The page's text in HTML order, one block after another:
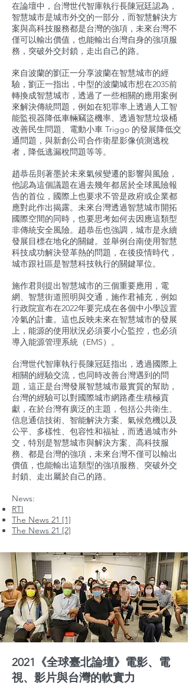
在論壇中，台灣世代智庫執行長陳冠廷認為，
智慧城市是城市外交的一部分，而智慧解決方
案與高科技服務都是台灣的強項，未來台灣不
僅可以輸出價值，也能輸出台灣自身的強項服
務，突破外交封鎖，走出自己的路。
來自波蘭的劉正一分享波蘭在智慧城市的經
驗，劉正一指出，中型的波蘭城市想在2035前
轉換成智慧城市，透過了一些相關的應用案例
來解決傳統問題，例如在犯罪率上透過人工智
能監視器降低車輛竊盜機率、透過智慧垃圾桶
改善民生問題、電動小車 Triggo 的發展降低交
通問題，與新創公司合作衛星影像偵測逃稅
者，降低逃漏稅問題等等。
趙恭岳則著墨於未來氣候變遷的影響與風險，
他認為這個議題在過去幾年都居於全球風險報
告的首位，國際上也要求不管是政府或企業都
應對此作出揭露。未來台灣透過智慧城市開拓
國際空間的同時，也要思考如何去因應這類型
非傳統安全風險。趙恭岳也強調，城市是永續
發展目標在地化的關鍵。並舉例台南使用智慧
科技成功解決登革熱的問題，在後疫情時代，
城市跟社區是智慧科技執行的關鍵單位。
施作君則提出智慧城市的三個重要應用，電
網、智慧街道照明與交通，施作君補充，例如
行政院宣布在2022年要完成在各個中小學設置
冷氣的計畫。這也反映未來在智慧城市的發展
上，能源的使用狀況必須要小心監控，也必須
導入能源管理系統（EMS）。
台灣世代智庫執行長陳冠廷指出，透過國際上
相關的經驗交流，也同時改善台灣遇到的問
題，這正是台灣發展智慧城市最實質的幫助，
台灣的經驗可以對國際城市網路產生積極貢
獻，在於台灣有廣泛的主題，包括公共衛生、
信息通信技術、智能解決方案、氣候危機以及
公平、多樣性、包容性和福祉，而透過城市外
交，特別是智慧城市與解決方案、高科技服
務、都是台灣的強項，未來台灣不僅可以輸出
價值，也能輸出這類型的強項服務、突破外交
封鎖、走出屬於自己的路。
News:
RTI
The News 21 [1]
The News 21 [2]
2021《全球臺北論壇》電影、電
視、影片與台灣的軟實力